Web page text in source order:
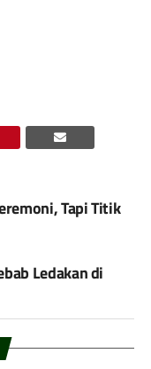
Tapi Titik
Ledakan di